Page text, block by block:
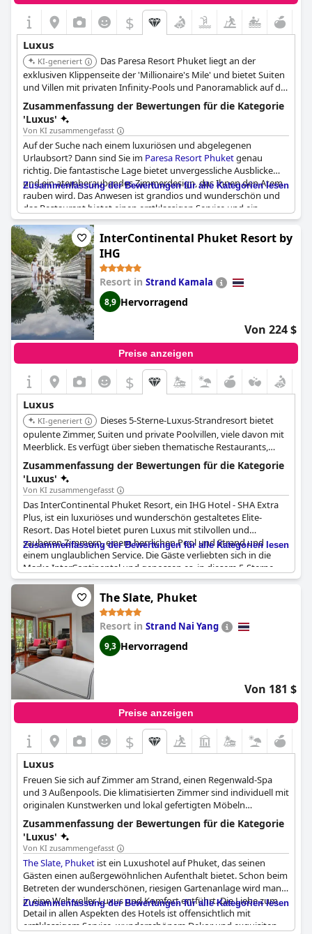
$
Luxus
KI-generiert
Das Paresa Resort Phuket liegt an der
exklusiven Klippenseite der 'Millionaire's Mile' und bietet Suiten
und Villen mit privaten Infinity-Pools und Panoramablick auf die
Andamanensee. Das Resort ist bekannt für seinen persönlichen
Butlerservice und verfügt über ein Michelin-ausgezeichnetes
Restaurant.
Zusammenfassung der Bewertungen für die Kategorie
'Luxus'
Von KI zusammengefasst
Auf der Suche nach einem luxuriösen und abgelegenen
Urlaubsort? Dann sind Sie im Paresa Resort Phuketgenau
richtig. Die fantastische Lage bietet unvergessliche Ausblicke
und ein atemberaubendes Zimmerdesign, das Ihnen den Atem
rauben wird. Das Anwesen ist grandios und wunderschön und
das Restaurant bietet einen erstklassigen Service und ein
großartiges Esserlebnis. Dieses 5-Sterne-Hotel eignet sich
hervorragend für einen Luxusurlaub und bietet alles, was Sie
brauchen, um Ihren Aufenthalt unvergesslich zu machen. Einige
Gäste empfanden jedoch die offenen Badezimmer als
problematisch. Nichtsdestotrotz machen die luxuriösen Zimmer
und die privaten Poolbereiche das Hotel zu einem der
luxuriösesten und großartigsten Resorts in Phuket. Insgesamt
entspricht dasParesa Resort Phuketeiner ausgezeichneten 5-
Sterne-Bewertung und ist damit eine Top-Wahl für alle, die
Luxus in Thailand suchen.
Zusammenfassung der Bewertungen für alle Kategorien lesen
InterContinental Phuket Resort by
IHG
Resort in Strand Kamala
8,9 Hervorragend
Von 224 $
Preise anzeigen
$
Luxus
KI-generiert
Dieses 5-Sterne-Luxus-Strandresort bietet
opulente Zimmer, Suiten und private Poolvillen, viele davon mit
Meerblick. Es verfügt über sieben thematische Restaurants,
darunter zwei vom Michelin anerkannte Restaurants, fünf
Außenpools und ein umfassendes Sati Spa.
Zusammenfassung der Bewertungen für die Kategorie
'Luxus'
Von KI zusammengefasst
Das InterContinental Phuket Resort, ein IHG Hotel - SHA Extra
Plus, ist ein luxuriöses und wunderschön gestaltetes Elite-
Resort. Das Hotel bietet puren Luxus mit stilvollen und
sauberen Zimmern, einem herrlichen Pool und Strand und
einem unglaublichen Service. Die Gäste verliebten sich in die
Marke InterContinental und genossen es, in diesem 5-Sterne-
Schmuckstück von der Welt abgeschnitten zu sein. Das
Frühstück war köstlich und das Gesamterlebnis war die Kosten
wert. Viele Gäste bezeichneten es als das beste Hotel, in dem sie
je übernachtet haben, und empfehlen es wegen seines Luxus
und seines Ambientes sehr.
Zusammenfassung der Bewertungen für alle Kategorien lesen
The Slate, Phuket
Resort in Strand Nai Yang
9,3 Hervorragend
Von 181 $
Preise anzeigen
$
Luxus
Freuen Sie sich auf Zimmer am Strand, einen Regenwald-Spa
und 3 Außenpools. Die klimatisierten Zimmer sind individuell mit
originalen Kunstwerken und lokal gefertigten Möbeln
eingerichtet und mit edlem Holz und kühlen Steinakzenten
ausgestattet.
Zusammenfassung der Bewertungen für die Kategorie
'Luxus'
Von KI zusammengefasst
The Slate, Phuket ist ein Luxushotel auf Phuket, das seinen
Gästen einen außergewöhnlichen Aufenthalt bietet. Schon beim
Betreten der wunderschönen, riesigen Gartenanlage wird man
in eine Welt voller Luxus und Komfort entführt. Die Liebe zum
Detail in allen Aspekten des Hotels ist offensichtlich mit
erstklassigem Service, wunderschönem Dekor und exquisiten
Zusammenfassung der Bewertungen für alle Kategorien lesen